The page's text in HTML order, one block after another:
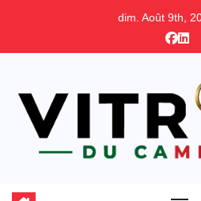
dim. Août 9th,